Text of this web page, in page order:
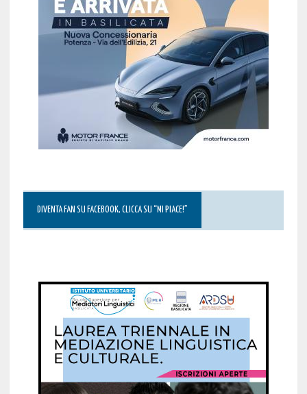
DIVENTA FAN SU FACEBOOK, CLICCA SU “MI PIACE!”